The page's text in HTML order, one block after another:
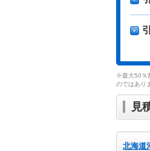
※最大50％
のではあり
見